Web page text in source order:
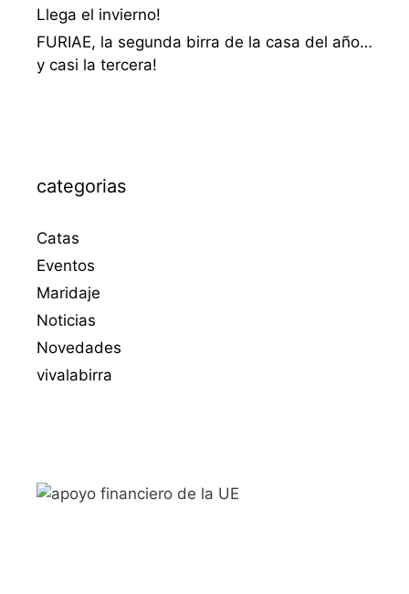
Llega el invierno!
FURIAE, la segunda birra de la casa del año…
y casi la tercera!
categorias
Catas
Eventos
Maridaje
Noticias
Novedades
vivalabirra